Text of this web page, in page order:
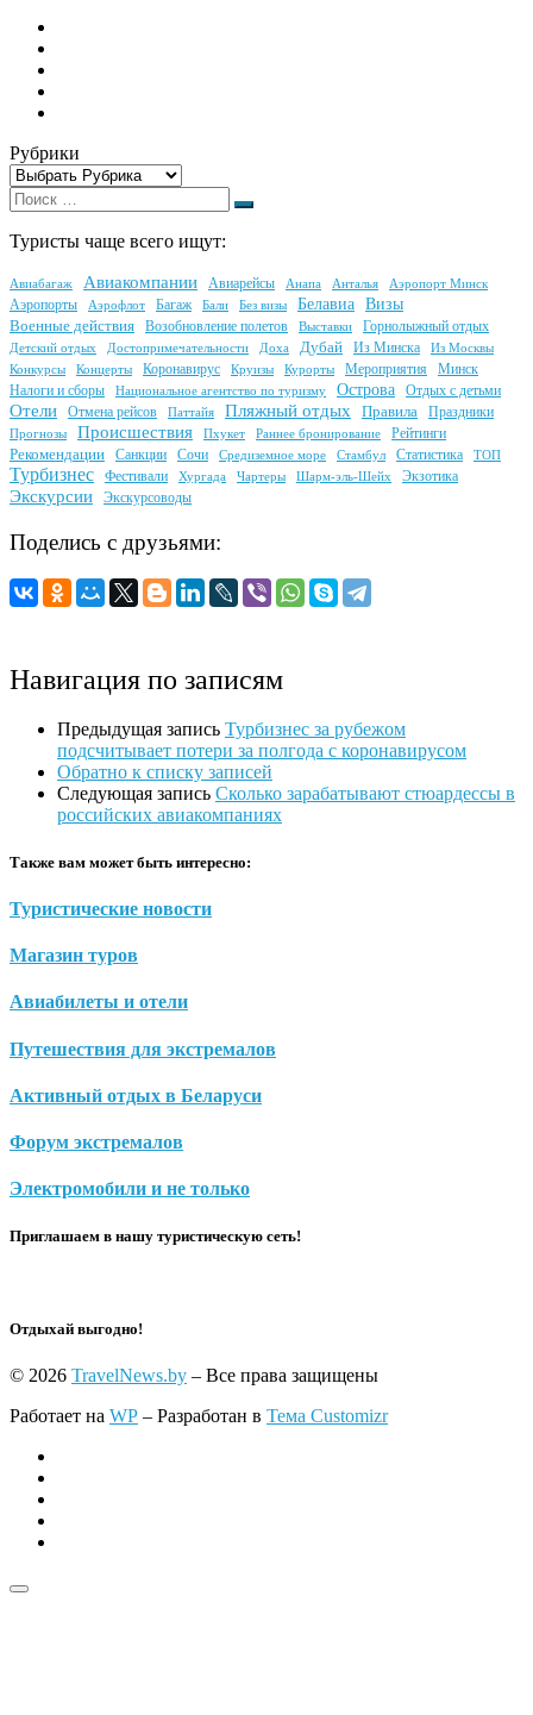
Рубрики
Поиск
Поиск
Туристы чаще всего ищут:
Авиабагаж Авиакомпании Авиарейсы Анапа Анталья Аэропорт Минск
Аэропорты Аэрофлот Багаж Бали Без визы Белавиа Визы
Военные действия
Возобновление полетов Выставки Горнолыжный отдых
Детский отдых Достопримечательности Доха Дубай Из Минска
Из Москвы
Конкурсы
Концерты Коронавирус Круизы Курорты Мероприятия
Минск
Налоги и сборы
Национальное агентство по туризму Острова Отдых с детьми
Отели Отмена рейсов Паттайя Пляжный отдых Правила Праздники
Прогнозы Происшествия Пхукет Раннее бронирование Рейтинги
Рекомендации Санкции Сочи Средиземное море Стамбул Статистика ТОП
Турбизнес Фестивали Хургада Чартеры Шарм-эль-Шейх Экзотика
Экскурсии Экскурсоводы
Поделись с друзьями:
Навигация по записям
Предыдущая запись Турбизнес за рубежом
подсчитывает потери за полгода с коронавирусом
Обратно к списку записей
Следующая запись Сколько зарабатывают стюардессы в
российских авиакомпаниях
Также вам может быть интересно:
Туристические новости
Магазин туров
Авиабилеты и отели
Путешествия для экстремалов
Активный отдых в Беларуси
Форум экстремалов
Электромобили и не только
Приглашаем в нашу туристическую сеть!
Отдыхай выгодно!
© 2026 TravelNews.by – Все права защищены
Работает на WP – Разработан в Тема Customizr